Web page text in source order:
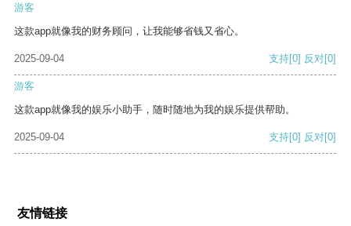
游客
这款app就像我的财务顾问，让我能够省钱又省心。
2025-09-04 支持[0] 反对[0]
游客
这款app就像我的娱乐小助手，随时随地为我的娱乐提供帮助。
2025-09-04 支持[0] 反对[0]
友情链接